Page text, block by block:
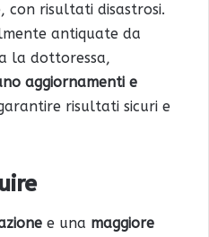
con risultati disastrosi.
antiquate da
la dottoressa,
aggiornamenti e
risultati sicuri e
e una maggiore